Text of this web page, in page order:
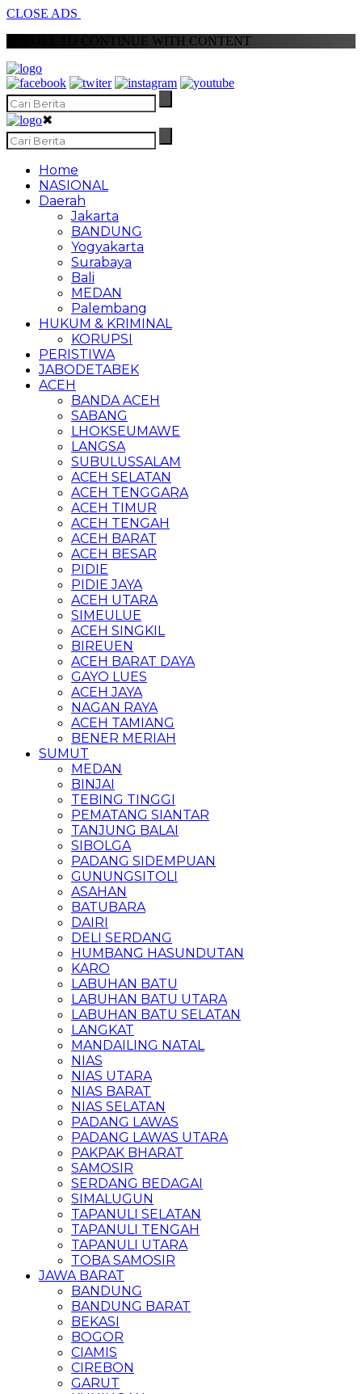
CLOSE ADS
SCROLL TO CONTINUE WITH CONTENT
✖
Home
NASIONAL
Daerah
Jakarta
BANDUNG
Yogyakarta
Surabaya
Bali
MEDAN
Palembang
HUKUM & KRIMINAL
KORUPSI
PERISTIWA
JABODETABEK
ACEH
BANDA ACEH
SABANG
LHOKSEUMAWE
LANGSA
SUBULUSSALAM
ACEH SELATAN
ACEH TENGGARA
ACEH TIMUR
ACEH TENGAH
ACEH BARAT
ACEH BESAR
PIDIE
PIDIE JAYA
ACEH UTARA
SIMEULUE
ACEH SINGKIL
BIREUEN
ACEH BARAT DAYA
GAYO LUES
ACEH JAYA
NAGAN RAYA
ACEH TAMIANG
BENER MERIAH
SUMUT
MEDAN
BINJAI
TEBING TINGGI
PEMATANG SIANTAR
TANJUNG BALAI
SIBOLGA
PADANG SIDEMPUAN
GUNUNGSITOLI
ASAHAN
BATUBARA
DAIRI
DELI SERDANG
HUMBANG HASUNDUTAN
KARO
LABUHAN BATU
LABUHAN BATU UTARA
LABUHAN BATU SELATAN
LANGKAT
MANDAILING NATAL
NIAS
NIAS UTARA
NIAS BARAT
NIAS SELATAN
PADANG LAWAS
PADANG LAWAS UTARA
PAKPAK BHARAT
SAMOSIR
SERDANG BEDAGAI
SIMALUGUN
TAPANULI SELATAN
TAPANULI TENGAH
TAPANULI UTARA
TOBA SAMOSIR
JAWA BARAT
BANDUNG
BANDUNG BARAT
BEKASI
BOGOR
CIAMIS
CIREBON
GARUT